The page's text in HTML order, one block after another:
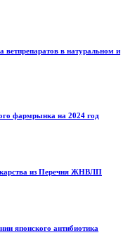
ветпрепаратов в натуральном и
фармрынка на 2024 год
из Перечня ЖНВЛП
японского антибиотика